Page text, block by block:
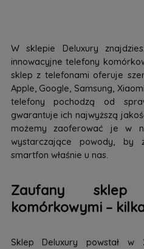
W sklepie Deluxury
innowacyjne telefony
sklep z telefonami oferuje
Apple, Google, Samsung,
telefony pochodzą od
gwarantuje ich najwyższą
możemy zaoferować je w
wystarczające powody, by
smartfon właśnie u nas.
Zaufany
komórkowymi –
Sklep Deluxury powstał